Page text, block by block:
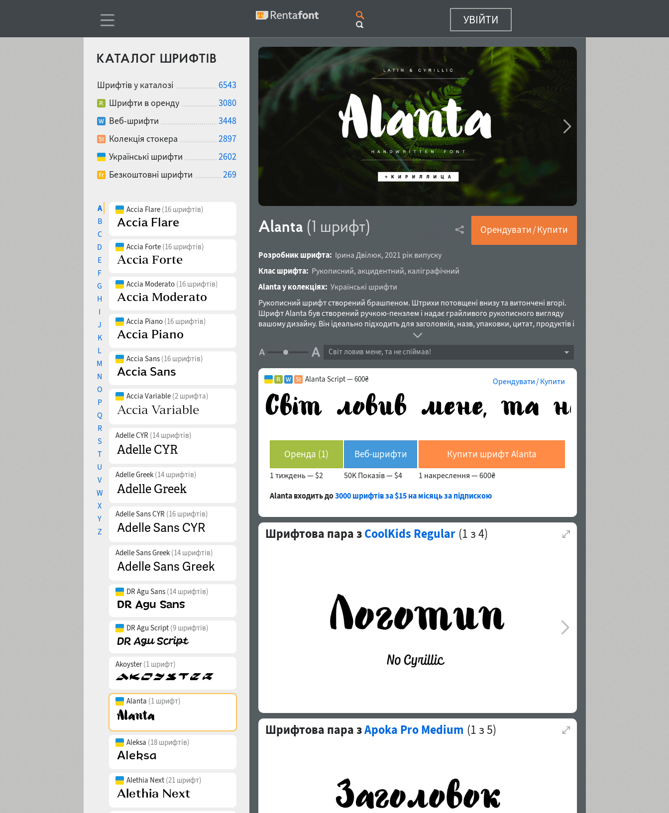
УВІЙТИ
КАТАЛОГ ШРИФТІВ
Шрифтів у каталозі
6543
Шрифти в оренду
3080
Веб-шрифти
3448
Колекція стокера
2897
Українські шрифти
2602
Безкоштовні шрифти
269
A
B
C
D
E
F
G
H
I
J
K
L
M
N
O
P
Q
R
S
T
U
V
W
X
Y
Z
Accia Flare (16 шрифтів)
Accia Forte (16 шрифтів)
Accia Moderato (16 шрифтів)
Accia Piano (16 шрифтів)
Accia Sans (16 шрифтів)
Accia Variable (2 шрифта)
Adelle CYR (14 шрифтів)
Adelle Greek (14 шрифтів)
Adelle Sans CYR (16 шрифтів)
Adelle Sans Greek (14 шрифтів)
DR Agu Sans (14 шрифтів)
DR Agu Script (9 шрифтів)
Akoyster(1 шрифт)
Alanta (1 шрифт)
Aleksa (18 шрифтів)
Alethia Next (21 шрифт)
Alanta (1 шрифт) Орендувати / Купити
Розробник шрифта: Ірина Двілюк, 2021 рік випуску
Клас шрифта: Рукописний, акцидентний, каліграфічний
Alanta у колекціях: Українські шрифти
Рукописний шрифт створений брашпеном. Штрихи потовщені внизу та витончені вгорі.
Шрифт Alanta був створений ручкою-пензлем і надає грайливого рукописного вигляду
вашому дизайну. Він ідеально підходить для заголовків, назв, упаковки, цитат, продуктів і
багато чого іншого. Включена підтримка 27 мов західної та центральної Європи +
Світ ловив мене, та не спіймав!
Alanta Script — 600₴ Орендувати / Купити
Оренда (1)
1 тиждень — $2
Веб-шрифти
(1)
50K Показів — $4
Купити шрифт Alanta
1 накреслення —600₴
Alanta входить до3000 шрифтів за $15 на місяць за підпискою
Шрифтова пара зCoolKids Regular (1 з4)
Шрифтова пара зApoka Pro Medium (1 з5)